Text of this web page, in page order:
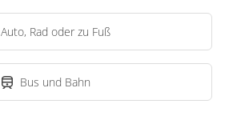
Auto, Rad oder zu Fuß
Bus und Bahn